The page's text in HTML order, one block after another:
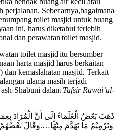
hendak buang air kecil atau
perjalanan. Sebenarnya,bagaimana
toilet masjid untuk buang
ini, harus diketahui terlebih
dan perawatan toilet masjid.
toilet masjid itu bersumber
harta masjid harus berkaitan
dan kemaslahatan masjid. Terkait
ulama masih terjadi
Shabuni dalam Tafsir Rawai’ul-
ذَهَبَ بَعْضُ الْعُلَمَاءُ إِلَى أَنَّ الْمُرَادَ
وَتَرْمِيْمُ مَا تَهَدَّمَ مِنْهَا….وَقَالَ بَعْضُهُمْ